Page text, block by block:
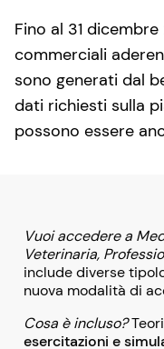
Fino al 31
commerciali
sono generati dal
dati richiesti sulla
possono essere
Vuoi accedere a
Veterinaria,
include diverse
nuova modalità di
Cosa è incluso?
esercitazioni e